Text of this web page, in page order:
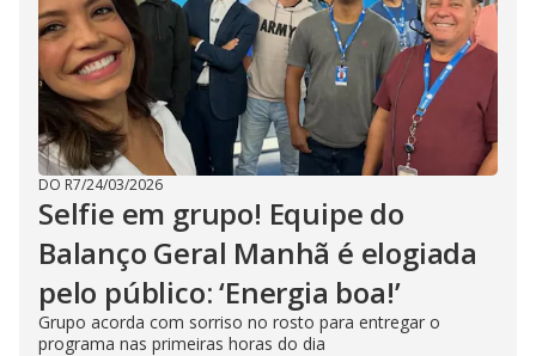
DO R7/24/03/2026
Selfie em grupo! Equipe do
Balanço Geral Manhã é elogiada
pelo público: ‘Energia boa!’
Grupo acorda com sorriso no rosto para entregar o
programa nas primeiras horas do dia